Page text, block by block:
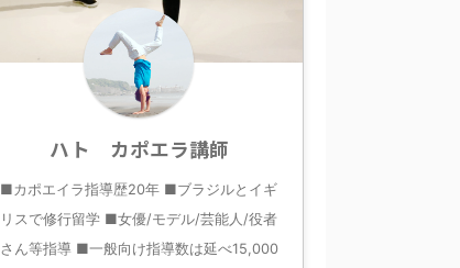
ハト カポエラ講師
■カポエイラ指導歴20年 ■ブラジルとイギ
リスで修行留学 ■女優/モデル/芸能人/役者
さん等指導 ■一般向け指導数は延べ15,000